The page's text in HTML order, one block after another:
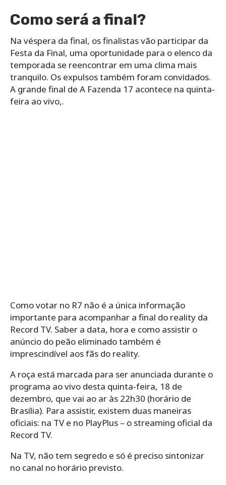
Como será a final?
Na véspera da final, os finalistas vão participar da
Festa da Final, uma oportunidade para o elenco da
temporada se reencontrar em uma clima mais
tranquilo. Os expulsos também foram convidados.
A grande final de A Fazenda 17 acontece na quinta-
feira ao vivo,.
Como votar no R7 não é a única informação
importante para acompanhar a final do reality da
Record TV. Saber a data, hora e como assistir o
anúncio do peão eliminado também é
imprescindível aos fãs do reality.
A roça está marcada para ser anunciada durante o
programa ao vivo desta quinta-feira, 18 de
dezembro, que vai ao ar às 22h30 (horário de
Brasília). Para assistir, existem duas maneiras
oficiais: na TV e no PlayPlus – o streaming oficial da
Record TV.
Na TV, não tem segredo e só é preciso sintonizar
no canal no horário previsto.